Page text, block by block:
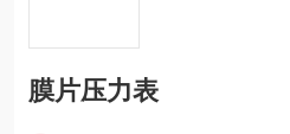
膜片压力表